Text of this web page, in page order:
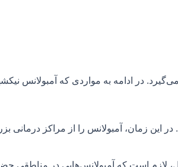
در ادامه به مواردی که آمبولانس
این زمان، آمبولانس را از مراکز درمانی
لازم است که آمبولانس‌هایی در مناطقی